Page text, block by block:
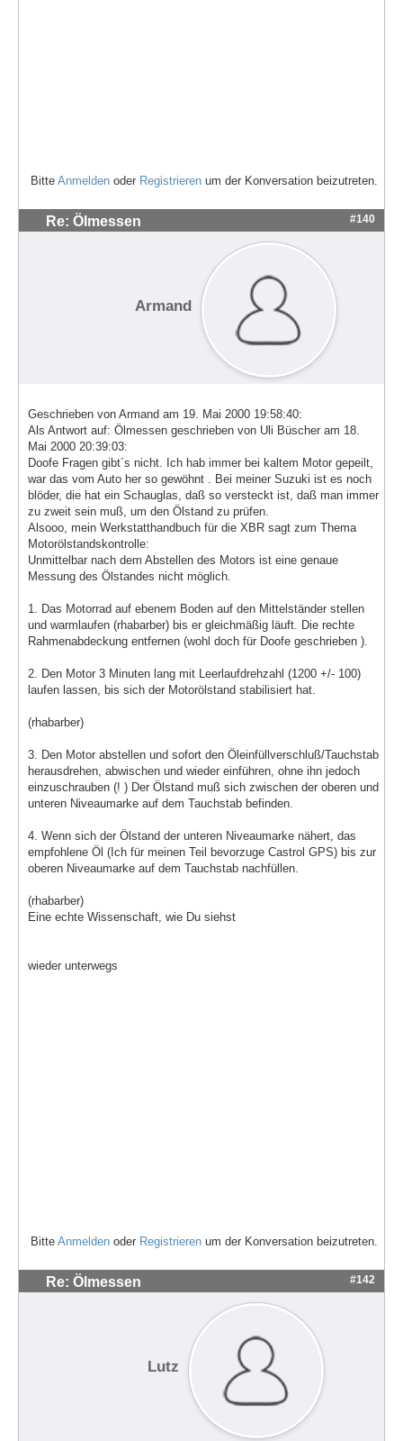
Bitte Anmelden oder Registrieren um der Konversation beizutreten.
Re: Ölmessen #140
Armand
Geschrieben von Armand am 19. Mai 2000 19:58:40:
Als Antwort auf: Ölmessen geschrieben von Uli Büscher am 18.
Mai 2000 20:39:03:
Doofe Fragen gibt´s nicht. Ich hab immer bei kaltem Motor gepeilt,
war das vom Auto her so gewöhnt . Bei meiner Suzuki ist es noch
blöder, die hat ein Schauglas, daß so versteckt ist, daß man immer
zu zweit sein muß, um den Ölstand zu prüfen.
Alsooo, mein Werkstatthandbuch für die XBR sagt zum Thema
Motorölstandskontrolle:
Unmittelbar nach dem Abstellen des Motors ist eine genaue
Messung des Ölstandes nicht möglich.
1. Das Motorrad auf ebenem Boden auf den Mittelständer stellen
und warmlaufen (rhabarber) bis er gleichmäßig läuft. Die rechte
Rahmenabdeckung entfernen (wohl doch für Doofe geschrieben ).
2. Den Motor 3 Minuten lang mit Leerlaufdrehzahl (1200 +/- 100)
laufen lassen, bis sich der Motorölstand stabilisiert hat.
(rhabarber)
3. Den Motor abstellen und sofort den Öleinfüllverschluß/Tauchstab
herausdrehen, abwischen und wieder einführen, ohne ihn jedoch
einzuschrauben (! ) Der Ölstand muß sich zwischen der oberen und
unteren Niveaumarke auf dem Tauchstab befinden.
4. Wenn sich der Ölstand der unteren Niveaumarke nähert, das
empfohlene Öl (Ich für meinen Teil bevorzuge Castrol GPS) bis zur
oberen Niveaumarke auf dem Tauchstab nachfüllen.
(rhabarber)
Eine echte Wissenschaft, wie Du siehst
wieder unterwegs
Bitte Anmelden oder Registrieren um der Konversation beizutreten.
Re: Ölmessen #142
Lutz